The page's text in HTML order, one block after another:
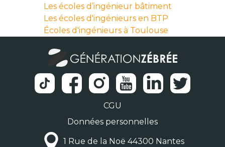
Les écoles d’ingénieur bâtiment
Les écoles d'ingénieurs en BTP
Écoles d'ingénieurs à Toulouse
CGU
Données personnelles
1 Rue de la Noë 44300 Nantes